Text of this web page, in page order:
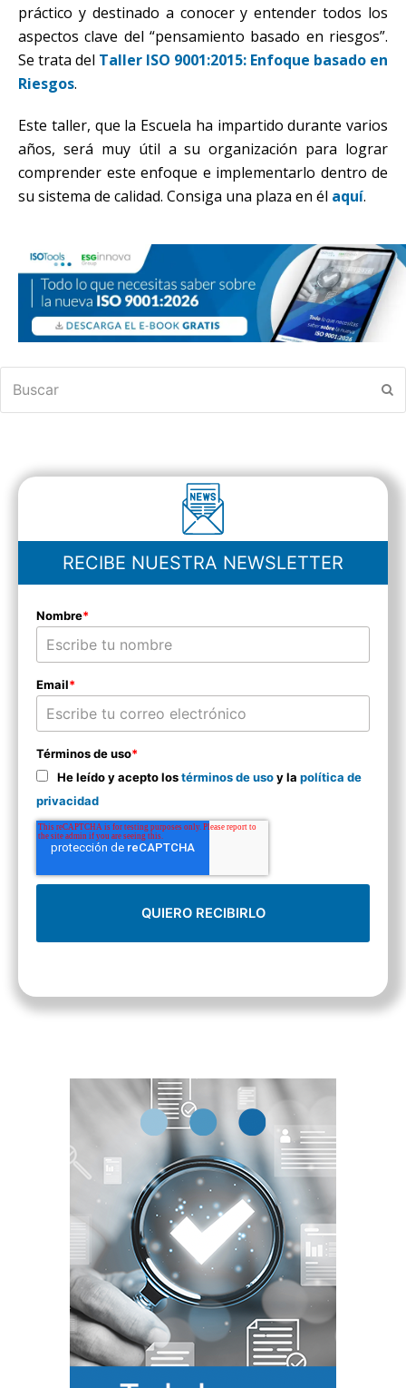
práctico y destinado a conocer y entender todos los
aspectos clave del “pensamiento basado en riesgos”.
Se trata del Taller ISO 9001:2015: Enfoque basado en
Riesgos.
Este taller, que la Escuela ha impartido durante varios
años, será muy útil a su organización para lograr
comprender este enfoque e implementarlo dentro de
su sistema de calidad. Consiga una plaza en él aquí.
RECIBE NUESTRA NEWSLETTER
Nombre*
Email*
Términos de uso*
He leído y acepto lostérminos de usoy la política de
privacidad